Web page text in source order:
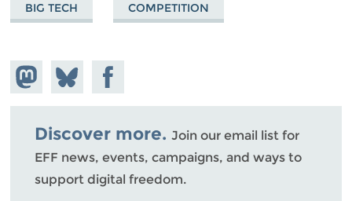
BIG TECH COMPETITION
Share on
Mastodon
Share
on
Bluesky
Share on
Facebook
Discover more. Join our email list for
EFF news, events, campaigns, and ways to
support digital freedom.